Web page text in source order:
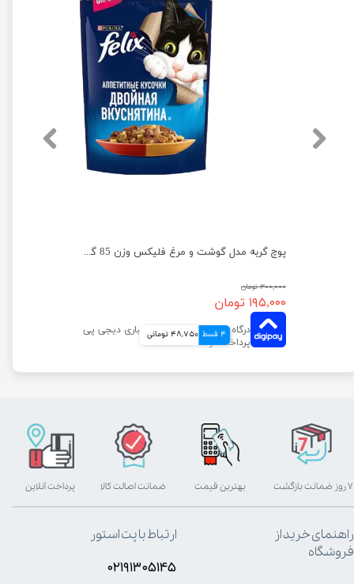
پوچ گربه مدل گوشت و مرغ فلیکس وزن 85 گرم
۳۰۰,۰۰۰ تومان
۱۹۵,۰۰۰ تومان
4 قسط 48,750 تومانی
بهترین قیمت پرداخت آنلاین ۷ روز ضمانت بازگشت ضمانت اصالت کالا
راهنمای خرید از
فروشگاه
ارتباط با پت استور
۰۲۱۹۱۳۰۵۱۴۵